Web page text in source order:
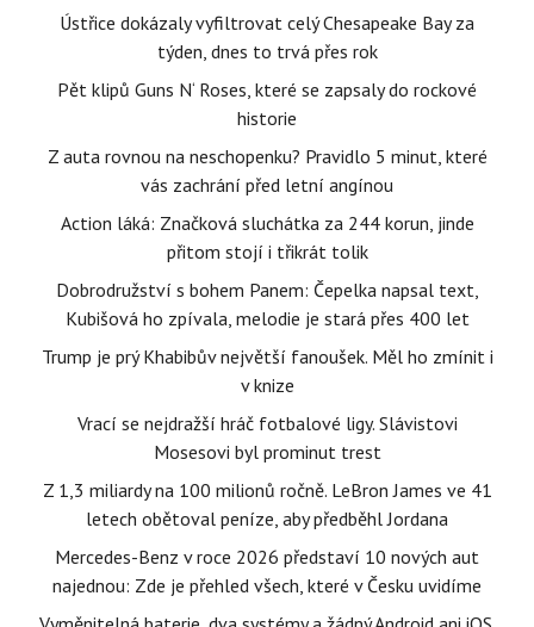
Ústřice dokázaly vyfiltrovat celý Chesapeake Bay za
týden, dnes to trvá přes rok
Pět klipů Guns N‘ Roses, které se zapsaly do rockové
historie
Z auta rovnou na neschopenku? Pravidlo 5 minut, které
vás zachrání před letní angínou
Action láká: Značková sluchátka za 244 korun, jinde
přitom stojí i třikrát tolik
Dobrodružství s bohem Panem: Čepelka napsal text,
Kubišová ho zpívala, melodie je stará přes 400 let
Trump je prý Khabibův největší fanoušek. Měl ho zmínit i
v knize
Vrací se nejdražší hráč fotbalové ligy. Slávistovi
Mosesovi byl prominut trest
Z 1,3 miliardy na 100 milionů ročně. LeBron James ve 41
letech obětoval peníze, aby předběhl Jordana
Mercedes-Benz v roce 2026 představí 10 nových aut
najednou: Zde je přehled všech, které v Česku uvidíme